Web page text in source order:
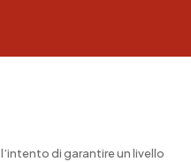
di garantire un livello